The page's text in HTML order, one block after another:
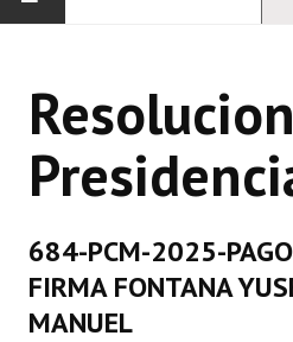
CONCEJO
Bloques Políticos
Comisiones Permanentes
Comisiones Especiales
684-PCM-2025-
FIRMA FONTANA
MANUEL